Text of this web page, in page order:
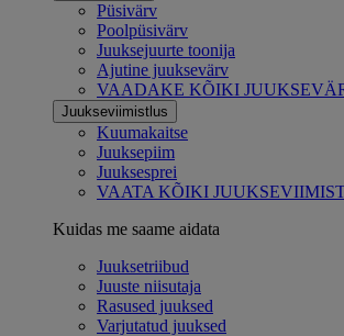
Püsivärv
Poolpüsivärv
Juuksejuurte toonija
Ajutine juuksevärv
VAADAKE KÕIKI
Juukseviimistlus
Kuumakaitse
Juuksepiim
Juuksesprei
VAATA KÕIKI
Kuidas me saame aidata
Juuksetriibud
Juuste niisutaja
Rasused juuksed
Varjutatud juuksed